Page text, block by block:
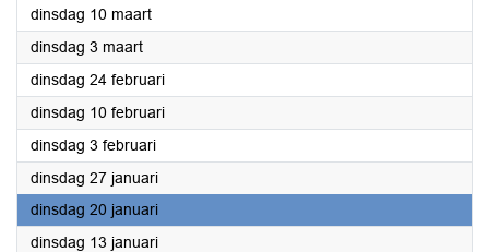
dinsdag 10 maart2026
dinsdag 3 maart2026
dinsdag 24 februari2026
dinsdag 10 februari2026
dinsdag 3 februari2026
dinsdag 27 januari2026
dinsdag 20 januari2026
dinsdag 13 januari2026